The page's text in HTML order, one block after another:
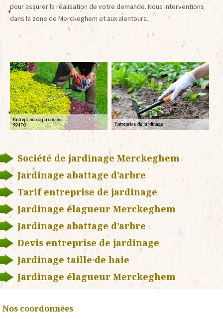
pour assurer la réalisation de votre demande. Nous interventions
dans la zone de Merckeghem et aux alentours.
Société de jardinage Merckeghem
Jardinage abattage d’arbre
Tarif entreprise de jardinage
Jardinage élagueur Merckeghem
Jardinage abattage d’arbre
Devis entreprise de jardinage
Jardinage taille de haie
Jardinage élagueur Merckeghem
Nos coordonnées